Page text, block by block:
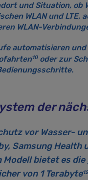
und Situation,
WLAN und
WLAN-
automatisieren und
10oder zur
der
vor Wasser-
Samsung Health
bietet es
von 1 Terabyte12